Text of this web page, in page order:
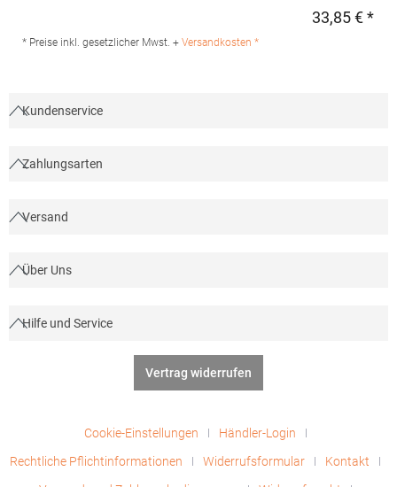
Seitentaschen und eine Gesäßtasche mit Reißverschluss
Gorfactory S.A., Carretera Santomera / Abanilla Km 8.8, 30620
Fortuna, Murcia, Spanien, E-Mail:
33,85 € *
* Preise inkl. gesetzlicher Mwst. + Versandkosten *
Kundenservice
Zahlungsarten
Versand
Über Uns
Hilfe und Service
Vertrag widerrufen
Cookie-Einstellungen
Händler-Login
Rechtliche Pflichtinformationen
Widerrufsformular
Kontakt